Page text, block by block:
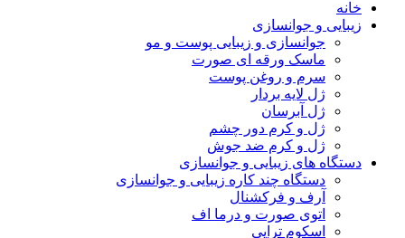
خانه
زیبایی و جوانسازی
جوانسازی و زیبایی پوست و مو
ماسک ورقه ای صورت
سرم و روغن پوست
ژل لایه بردار
ژل آبرسان
ژل و کرم دور چشم
ژل و کرم ضد جوش
دستگاه های زیبایی و جوانسازی
دستگاه چند کاره زیبایی و جوانسازی
آرف و فرکشنال
اتوی صورت و درما اف
اسکوم تراپی